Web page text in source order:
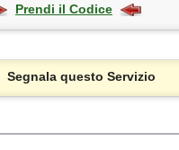
Prendi il Codice
Segnala questo Servizio